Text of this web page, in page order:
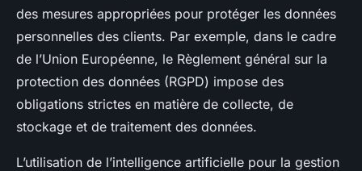
des mesures appropriées pour protéger les données
personnelles des clients. Par exemple, dans le cadre
de l’Union Européenne, le Règlement général sur la
protection des données (RGPD) impose des
obligations strictes en matière de collecte, de
stockage et de traitement des données.
L’utilisation de l’intelligence artificielle pour la gestion